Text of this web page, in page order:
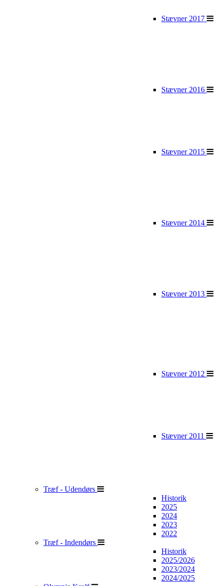
Stævner 2017
Stævner 2016
Stævner 2015
Stævner 2014
Stævner 2013
Stævner 2012
Stævner 2011
Træf - Udendørs
Historik
2025
2024
2023
2022
Træf - Indendørs
Historik
2025/2026
2023/2024
2024/2025